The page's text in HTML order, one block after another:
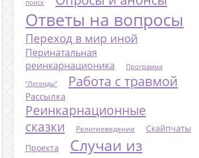
поиск
Ответы на вопросы
Переход в мир иной
Перинатальная
реинкарнационика
Программа
"Легенды"
Работа с травмой
Рассылка
Реинкарнационные
сказки
Религиеведение
Скайпчаты
Проекта
Случаи из